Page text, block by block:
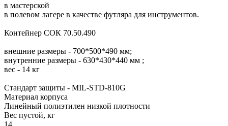
в мастерской
в полевом лагере в качестве футляра для инструментов.
Контейнер СОК 70.50.490
внешние размеры - 700*500*490 мм;
внутренние размеры - 630*430*440 мм ;
вес - 14 кг
Стандарт защиты - MIL-STD-810G
Материал корпуса
Линейный полиэтилен низкой плотности
Вес пустой, кг
14